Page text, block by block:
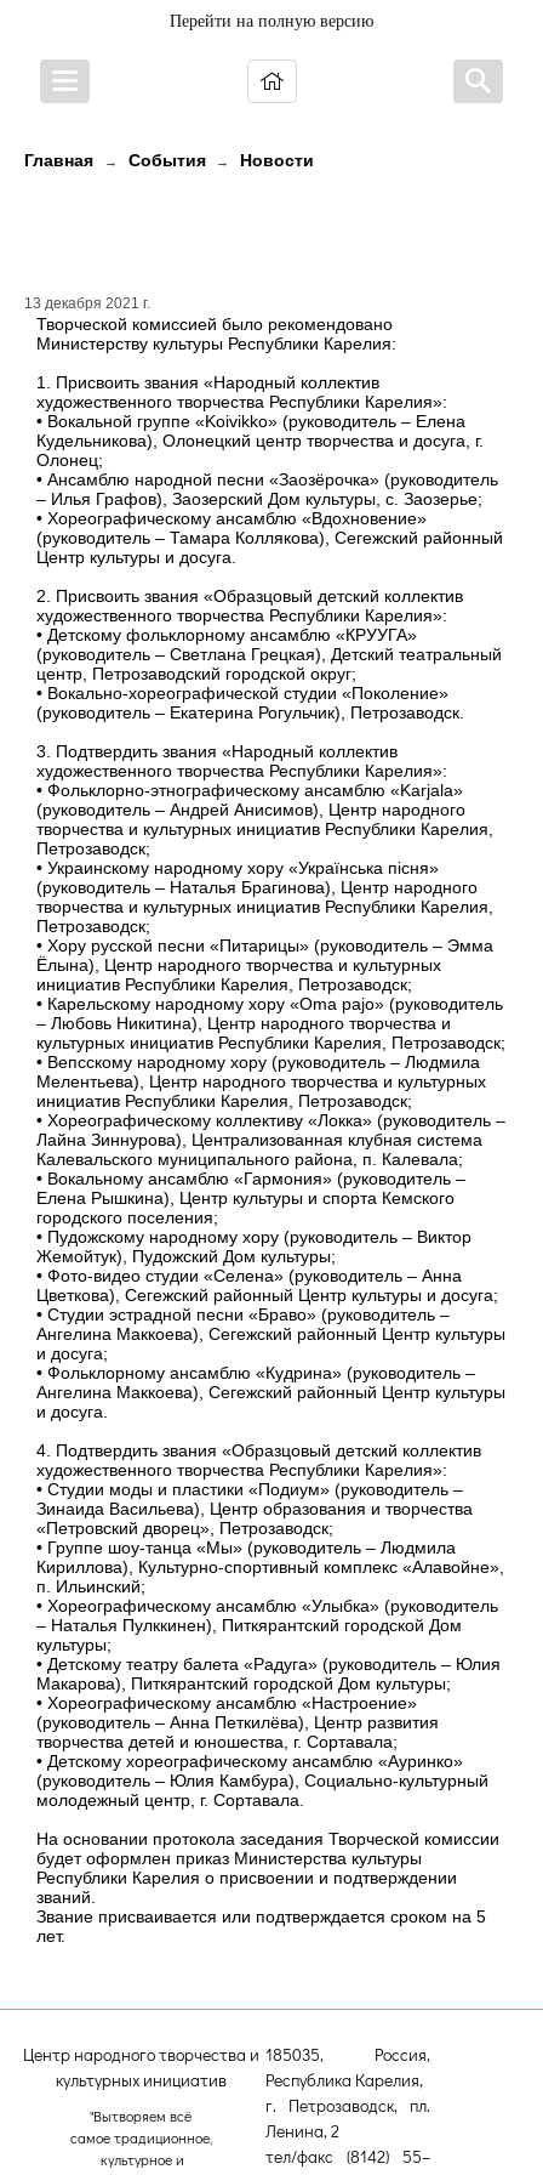
Перейти на полную версию
Главная → События → Новости
13 декабря 2021 г.
Творческой комиссией было рекомендовано
Министерству культуры Республики Карелия:
1. Присвоить звания «Народный коллектив
художественного творчества Республики Карелия»:
• Вокальной группе «Koivikko» (руководитель – Елена
Кудельникова), Олонецкий центр творчества и досуга, г.
Олонец;
• Ансамблю народной песни «Заозёрочка» (руководитель
– Илья Графов), Заозерский Дом культуры, с. Заозерье;
• Хореографическому ансамблю «Вдохновение»
(руководитель – Тамара Коллякова), Сегежский районный
Центр культуры и досуга.
2. Присвоить звания «Образцовый детский коллектив
художественного творчества Республики Карелия»:
• Детскому фольклорному ансамблю «КРУУГА»
(руководитель – Светлана Грецкая), Детский театральный
центр, Петрозаводский городской округ;
• Вокально-хореографической студии «Поколение»
(руководитель – Екатерина Рогульчик), Петрозаводск.
3. Подтвердить звания «Народный коллектив
художественного творчества Республики Карелия»:
• Фольклорно-этнографическому ансамблю «Kаrjala»
(руководитель – Андрей Анисимов), Центр народного
творчества и культурных инициатив Республики Карелия,
Петрозаводск;
• Украинскому народному хору «Українська пiсня»
(руководитель – Наталья Брагинова), Центр народного
творчества и культурных инициатив Республики Карелия,
Петрозаводск;
• Хору русской песни «Питарицы» (руководитель – Эмма
Ёлына), Центр народного творчества и культурных
инициатив Республики Карелия, Петрозаводск;
• Карельскому народному хору «Oma pajo» (руководитель
– Любовь Никитина), Центр народного творчества и
культурных инициатив Республики Карелия, Петрозаводск;
• Вепсскому народному хору (руководитель – Людмила
Мелентьева), Центр народного творчества и культурных
инициатив Республики Карелия, Петрозаводск;
• Хореографическому коллективу «Локка» (руководитель –
Лайна Зиннурова), Централизованная клубная система
Калевальского муниципального района, п. Калевала;
• Вокальному ансамблю «Гармония» (руководитель –
Елена Рышкина), Центр культуры и спорта Кемского
городского поселения;
• Пудожскому народному хору (руководитель – Виктор
Жемойтук), Пудожский Дом культуры;
• Фото-видео студии «Селена» (руководитель – Анна
Цветкова), Сегежский районный Центр культуры и досуга;
• Студии эстрадной песни «Браво» (руководитель –
Ангелина Маккоева), Сегежский районный Центр культуры
и досуга;
• Фольклорному ансамблю «Кудрина» (руководитель –
Ангелина Маккоева), Сегежский районный Центр культуры
и досуга.
4. Подтвердить звания «Образцовый детский коллектив
художественного творчества Республики Карелия»:
• Студии моды и пластики «Подиум» (руководитель –
Зинаида Васильева), Центр образования и творчества
«Петровский дворец», Петрозаводск;
• Группе шоу-танца «Мы» (руководитель – Людмила
Кириллова), Культурно-спортивный комплекс «Алавойне»,
п. Ильинский;
• Хореографическому ансамблю «Улыбка» (руководитель
– Наталья Пулккинен), Питкярантский городской Дом
культуры;
• Детскому театру балета «Радуга» (руководитель – Юлия
Макарова), Питкярантский городской Дом культуры;
• Хореографическому ансамблю «Настроение»
(руководитель – Анна Петкилёва), Центр развития
творчества детей и юношества, г. Сортавала;
• Детскому хореографическому ансамблю «Ауринко»
(руководитель – Юлия Камбура), Социально-культурный
молодежный центр, г. Сортавала.
На основании протокола заседания Творческой комиссии
будет оформлен приказ Министерства культуры
Республики Карелия о присвоении и подтверждении
званий.
Звание присваивается или подтверждается сроком на 5
лет.
Центр народного творчества и
культурных инициатив
"Вытворяем всё
самое традиционное,
культурное и
185035, Россия,
Республика Карелия,
г. Петрозаводск, пл.
Ленина, 2
тел/факс (8142) 55–